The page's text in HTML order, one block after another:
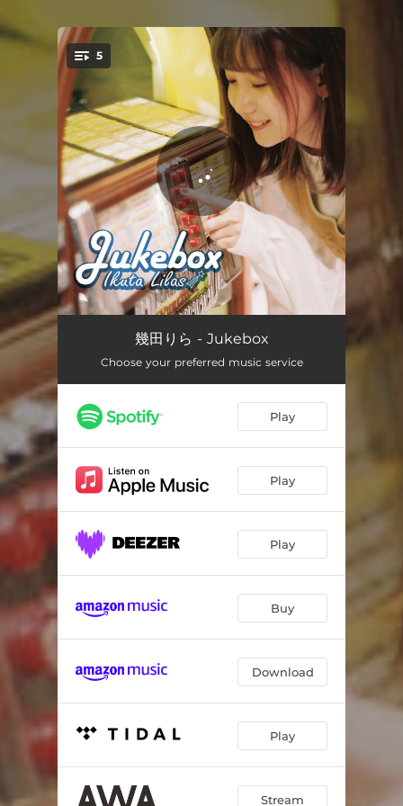
You're all set!
5
おまじない
通り雨 04:20
ロマンスの約束 04:05
真夜中の君と 03:54
幾田りら - Jukebox
Choose your preferred music service
Play
Play
Play
Buy
Download
Play
Stream